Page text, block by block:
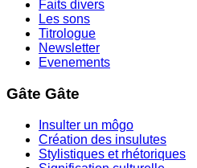
Faits divers
Les sons
Titrologue
Newsletter
Evenements
Gâte Gâte
Insulter un môgo
Création des insulutes
Stylistiques et rhétoriques